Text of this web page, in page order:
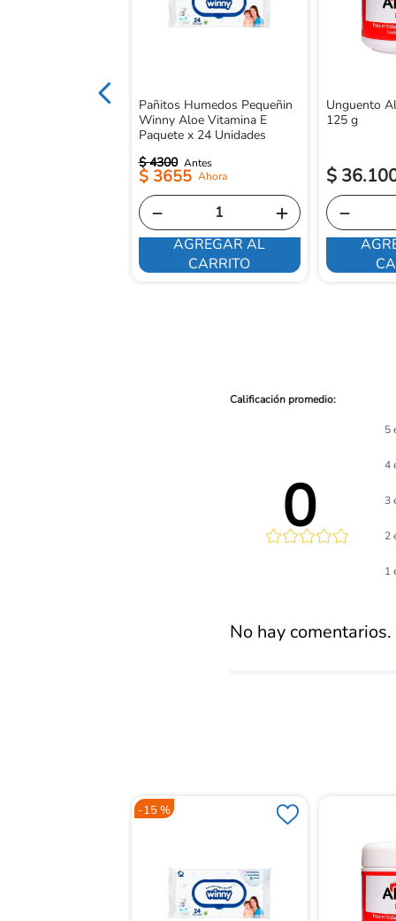
Pañitos Humedos Pequeñin
Winny Aloe Vitamina E
Paquete x 24 Unidades
$ 4300
$ 3655
＋
－
AGREGAR AL
CARRITO
Unguento
125 g
$ 36.
－
0
promedio
5
4
3
2
1
No hay comentarios.
-15 %